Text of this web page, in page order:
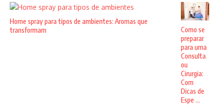
Home spray para tipos de ambientes: Aromas que
transformam
Como se
preparar
para uma
Consulta
ou
Cirurgia:
Com
Dicas de
Espe ...